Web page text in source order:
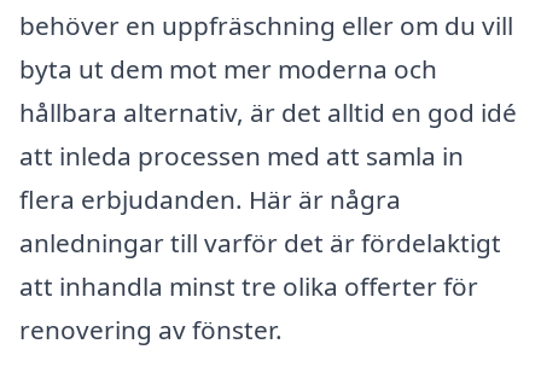
behöver en uppfräschning eller om du vill
byta ut dem mot mer moderna och
hållbara alternativ, är det alltid en god idé
att inleda processen med att samla in
flera erbjudanden. Här är några
anledningar till varför det är fördelaktigt
att inhandla minst tre olika offerter för
renovering av fönster.